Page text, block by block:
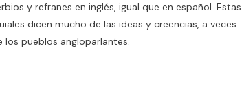
y refranes en inglés, igual que en español. Estas
dicen mucho de las ideas y creencias, a veces
pueblos angloparlantes.